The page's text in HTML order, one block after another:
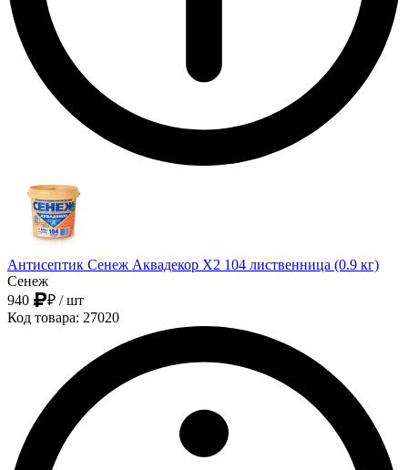
Антисептик Сенеж Аквадекор Х2 104 лиственница (0.9 кг)
Сенеж
940
₽ / шт
Код товара: 27020